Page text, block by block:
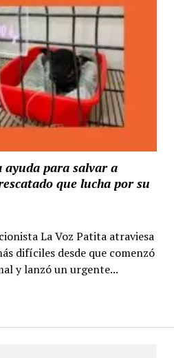
ayuda para salvar a
que lucha por su
La Voz Patita atraviesa
difíciles desde que comenzó
y lanzó un urgente...